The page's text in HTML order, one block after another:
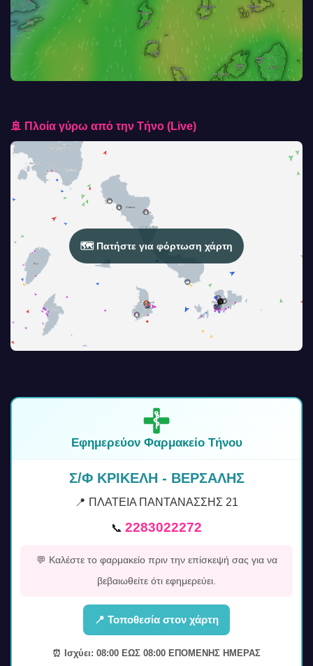
🚢 Πλοία γύρω από την Τήνο (Live)
🗺️ Πατήστε για φόρτωση χάρτη
Εφημερεύον Φαρμακείο Τήνου
Σ/Φ ΚΡΙΚΕΛΗ - ΒΕΡΣΑΛΗΣ
📍 ΠΛΑΤΕΙΑ ΠΑΝΤΑΝΑΣΣΗΣ 21
📞 2283022272
💬 Καλέστε το φαρμακείο πριν την επίσκεψή σας για να
βεβαιωθείτε ότι εφημερεύει.
📍 Τοποθεσία στον χάρτη
⏰ Ισχύει: 08:00 ΕΩΣ 08:00 ΕΠΟΜΕΝΗΣ ΗΜΕΡΑΣ